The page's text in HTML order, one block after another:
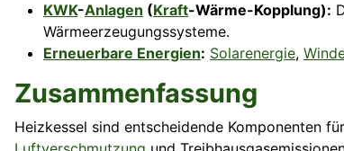
KWK-Anlagen (Kraft-Wärme-Kopplung):
Wärmeerzeugungssysteme.
Erneuerbare Energien: Solarenergie,
Zusammenfassung
Heizkessel sind entscheidende Komponenten